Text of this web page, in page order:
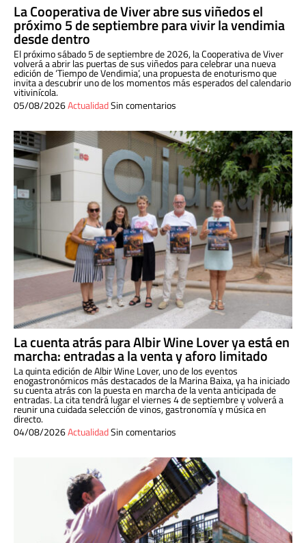
La Cooperativa de Viver abre sus viñedos el
próximo 5 de septiembre para vivir la vendimia
desde dentro
El próximo sábado 5 de septiembre de 2026, la Cooperativa de Viver
volverá a abrir las puertas de sus viñedos para celebrar una nueva
edición de ‘Tiempo de Vendimia’, una propuesta de enoturismo que
invita a descubrir uno de los momentos más esperados del calendario
vitivinícola.
05/08/2026ActualidadSin comentarios
La cuenta atrás para Albir Wine Lover ya está en
marcha: entradas a la venta y aforo limitado
La quinta edición de Albir Wine Lover, uno de los eventos
enogastronómicos más destacados de la Marina Baixa, ya ha iniciado
su cuenta atrás con la puesta en marcha de la venta anticipada de
entradas. La cita tendrá lugar el viernes 4 de septiembre y volverá a
reunir una cuidada selección de vinos, gastronomía y música en
directo.
04/08/2026ActualidadSin comentarios